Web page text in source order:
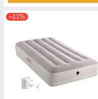
–11%